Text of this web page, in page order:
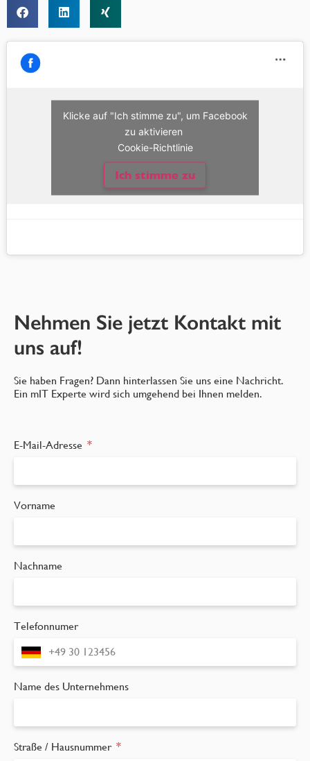
Klicke auf "Ich stimme zu", um Facebook
zu aktivieren
Cookie-Richtlinie
Ich stimme zu
Nehmen Sie jetzt Kontakt mit
uns auf!
Sie haben Fragen? Dann hinterlassen Sie uns eine Nachricht.
Ein mIT Experte wird sich umgehend bei Ihnen melden.
E-Mail-Adresse
Vorname
Nachname
Telefonnumer
Name des Unternehmens
Straße / Hausnummer